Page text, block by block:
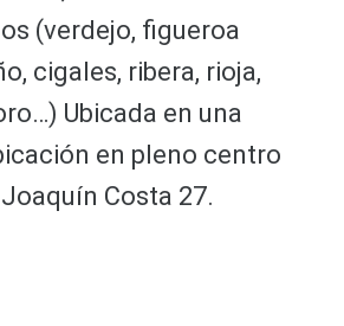
(verdejo, figueroa
cigales, ribera, rioja,
Ubicada en una
en pleno centro
Costa 27.